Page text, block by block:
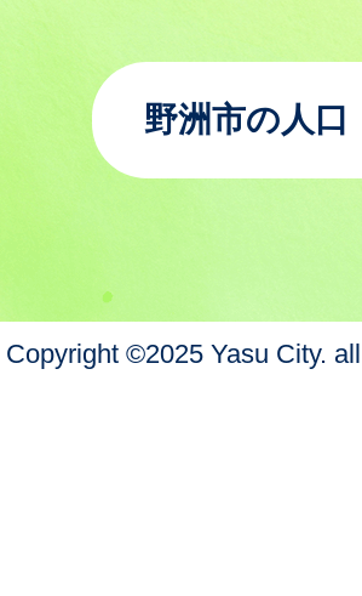
野洲市の人口
Copyright ©2025 Yasu City.